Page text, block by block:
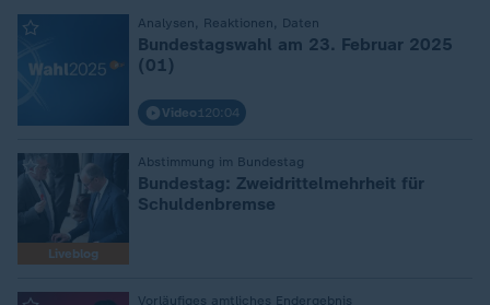
Analysen, Reaktionen, Daten
Bundestagswahl am 23. Februar 2025
(01)
Video 120:04
Liveblog
Abstimmung im Bundestag
Bundestag: Zweidrittelmehrheit für
Schuldenbremse
Vorläufiges amtliches Endergebnis